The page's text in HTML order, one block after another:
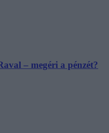
– megéri a pénzét?